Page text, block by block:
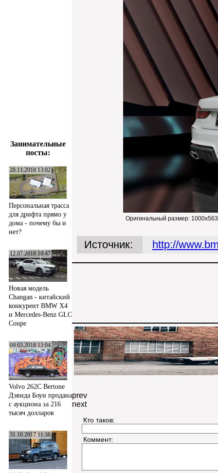
Занимательные
посты:
28.11.2018 13:02
Персональная трасса
для дрифта прямо у
дома - почему бы и
нет?
12.07.2018 10:47
Новая модель
Changan - китайский
конкурент BMW X4
и Mercedes-Benz GLC
Coupe
09.03.2018 13:04
Volvo 262C Bertone
Дэвида Боуи продана
с аукциона за 216
тысяч долларов
31.10.2017 11:38
Оригинальный размер:
Источник: http://
prev
next
Кто таков:
Коммент: